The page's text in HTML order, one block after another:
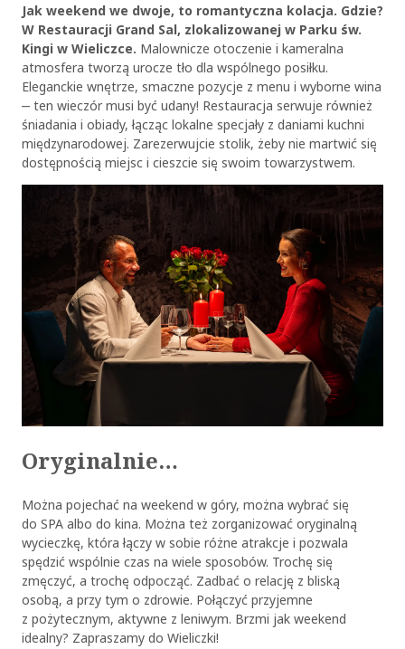
Jak weekend we dwoje, to romantyczna kolacja. Gdzie?
W Restauracji Grand Sal, zlokalizowanej w Parku św.
Kingi w Wieliczce. Malownicze otoczenie i kameralna
atmosfera tworzą urocze tło dla wspólnego posiłku.
Eleganckie wnętrze, smaczne pozycje z menu i wyborne wina
‒ ten wieczór musi być udany! Restauracja serwuje również
śniadania i obiady, łącząc lokalne specjały z daniami kuchni
międzynarodowej. Zarezerwujcie stolik, żeby nie martwić się
dostępnością miejsc i cieszcie się swoim towarzystwem.
Oryginalnie…
Można pojechać na weekend w góry, można wybrać się
do SPA albo do kina. Można też zorganizować oryginalną
wycieczkę, która łączy w sobie różne atrakcje i pozwala
spędzić wspólnie czas na wiele sposobów. Trochę się
zmęczyć, a trochę odpocząć. Zadbać o relację z bliską
osobą, a przy tym o zdrowie. Połączyć przyjemne
z pożytecznym, aktywne z leniwym. Brzmi jak weekend
idealny? Zapraszamy do Wieliczki!
OK